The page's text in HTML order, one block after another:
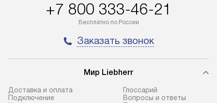
+7 800 333-46-21
Бесплатно по России
Заказать звонок
Мир Liebherr
Доставка и оплата
Подключение
Глоссарий
Вопросы и ответы